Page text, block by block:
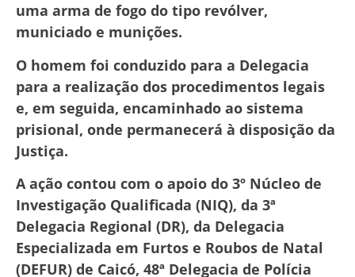
uma arma de fogo do tipo revólver,
municiado e munições.
O homem foi conduzido para a Delegacia
para a realização dos procedimentos legais
e, em seguida, encaminhado ao sistema
prisional, onde permanecerá à disposição da
Justiça.
A ação contou com o apoio do 3º Núcleo de
Investigação Qualificada (NIQ), da 3ª
Delegacia Regional (DR), da Delegacia
Especializada em Furtos e Roubos de Natal
(DEFUR) de Caicó, 48ª Delegacia de Polícia